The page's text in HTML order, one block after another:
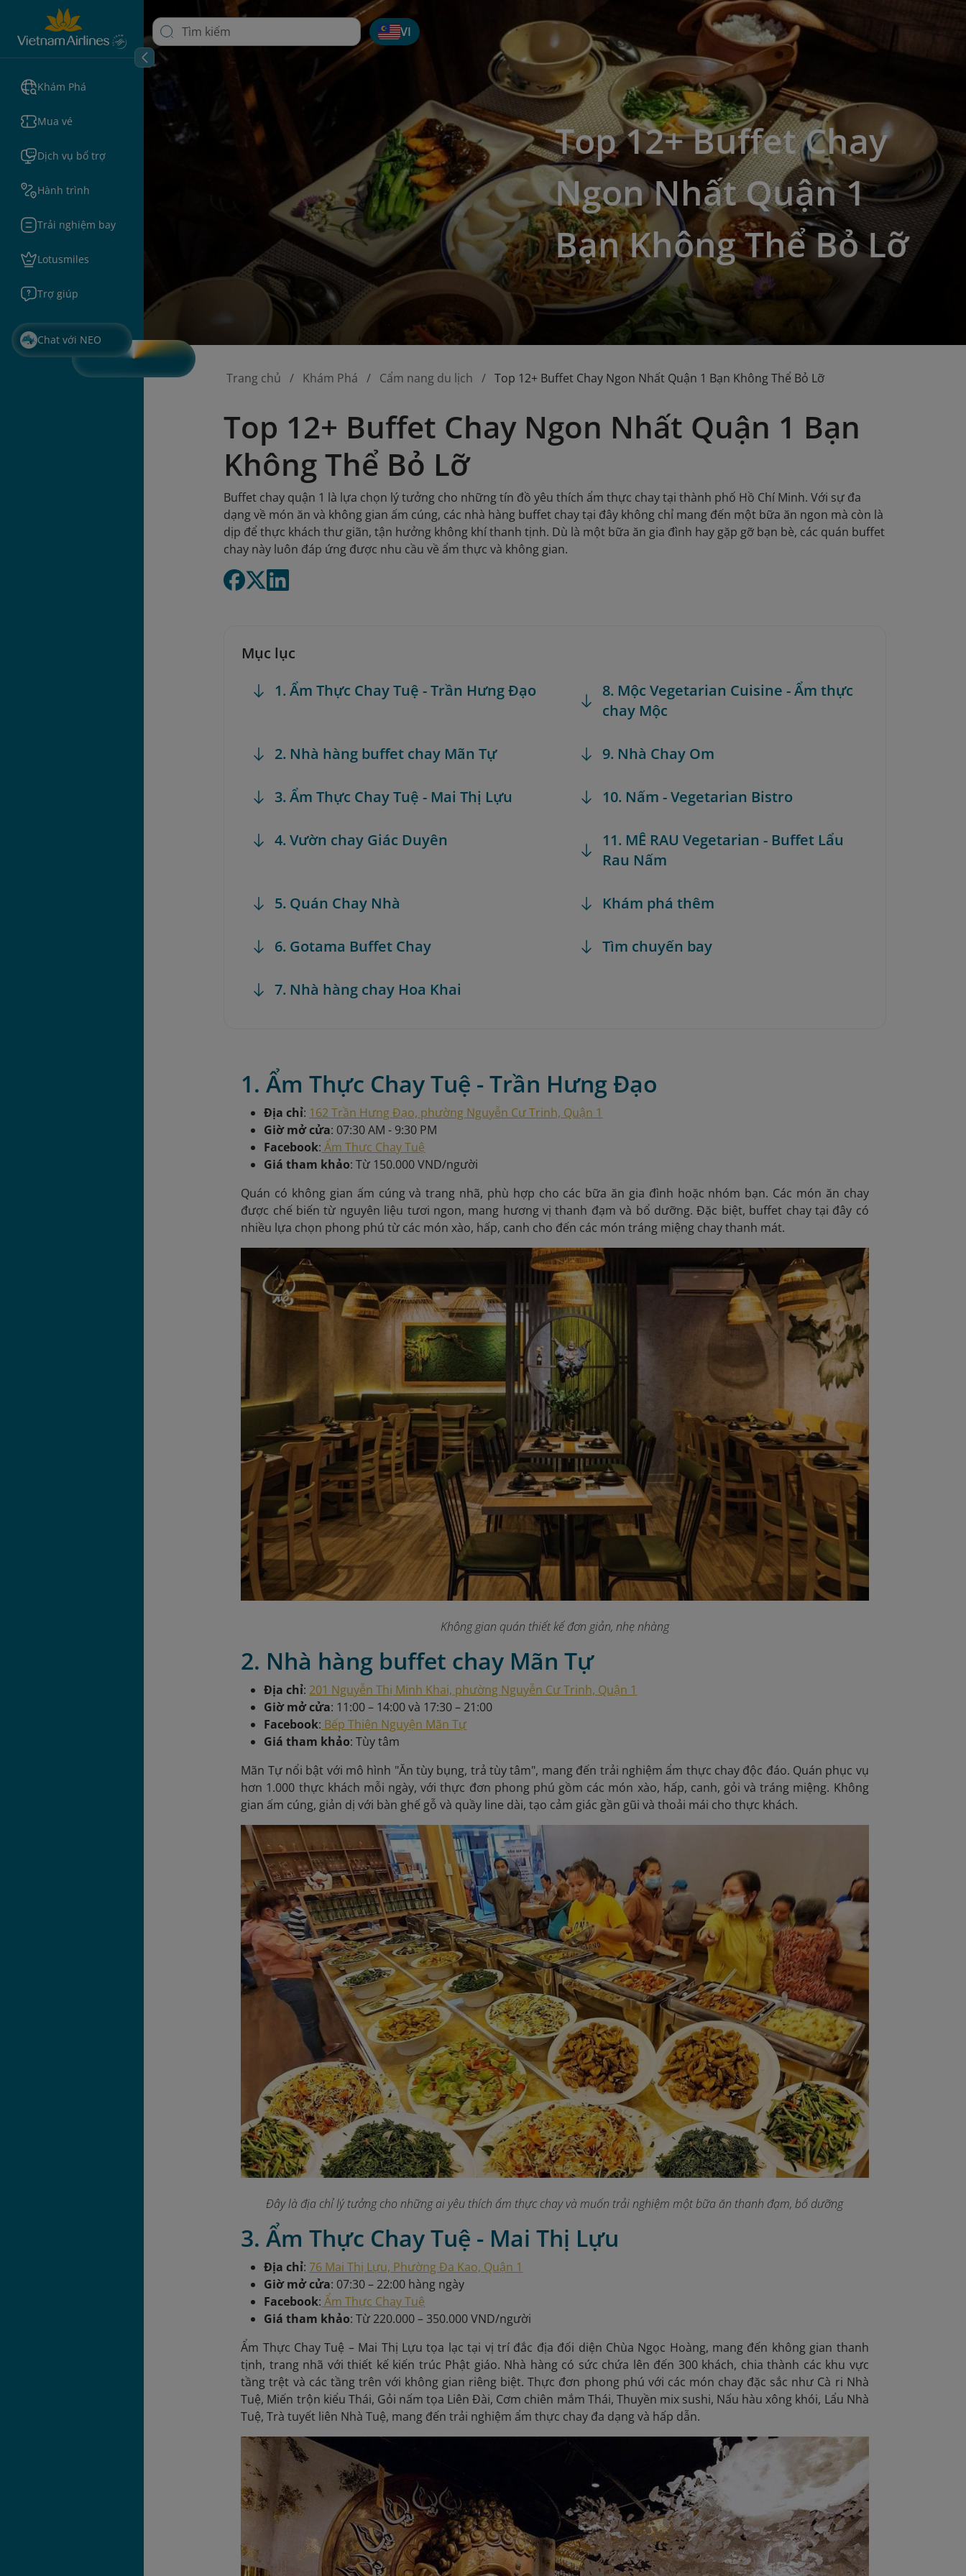
Khám Phá
Mua vé
Dịch vụ bổ trợ
Hành trình
Trải nghiệm bay
Lotusmiles
Trợ giúp
Chat với NEO
VI
Top 12+ Buffet Chay
Ngon Nhất Quận 1
Bạn Không Thể Bỏ Lỡ
Trang chủ Khám Phá Cẩm nang du lịch Top 12+ Buffet Chay Ngon Nhất Quận 1 Bạn Không Thể Bỏ Lỡ
Top 12+ Buffet Chay Ngon Nhất Quận 1 Bạn
Không Thể Bỏ Lỡ
Buffet chay quận 1 là lựa chọn lý tưởng cho những tín đồ yêu thích ẩm thực chay tại thành phố Hồ Chí Minh. Với sự đa
dạng về món ăn và không gian ấm cúng, các nhà hàng buffet chay tại đây không chỉ mang đến một bữa ăn ngon mà còn là
dịp để thực khách thư giãn, tận hưởng không khí thanh tịnh. Dù là một bữa ăn gia đình hay gặp gỡ bạn bè, các quán buffet
chay này luôn đáp ứng được nhu cầu về ẩm thực và không gian.
Mục lục
1. Ẩm Thực Chay Tuệ - Trần Hưng Đạo
2. Nhà hàng buffet chay Mãn Tự
3. Ẩm Thực Chay Tuệ - Mai Thị Lựu
4. Vườn chay Giác Duyên
5. Quán Chay Nhà
6. Gotama Buffet Chay
7. Nhà hàng chay Hoa Khai
8. Mộc Vegetarian Cuisine - Ẩm thực
chay Mộc
9. Nhà Chay Om
10. Nấm - Vegetarian Bistro
11. MÊ RAU Vegetarian - Buffet Lẩu
Rau Nấm
Khám phá thêm
Tìm chuyến bay
1. Ẩm Thực Chay Tuệ - Trần Hưng Đạo
Địa chỉ: 162 Trần Hưng Đạo, phường Nguyễn Cư Trinh, Quận 1
Giờ mở cửa: 07:30 AM - 9:30 PM
Facebook: Ẩm Thực Chay Tuệ
Giá tham khảo: Từ 150.000 VND/người
Quán có không gian ấm cúng và trang nhã, phù hợp cho các bữa ăn gia đình hoặc nhóm bạn. Các món ăn chay
được chế biến từ nguyên liệu tươi ngon, mang hương vị thanh đạm và bổ dưỡng. Đặc biệt, buffet chay tại đây có
nhiều lựa chọn phong phú từ các món xào, hấp, canh cho đến các món tráng miệng chay thanh mát.
Không gian quán thiết kế đơn giản, nhẹ nhàng
2. Nhà hàng buffet chay Mãn Tự
Địa chỉ: 201 Nguyễn Thị Minh Khai, phường Nguyễn Cư Trinh, Quận 1
Giờ mở cửa: 11:00 – 14:00 và 17:30 – 21:00
Facebook: Bếp Thiện Nguyện Mãn Tự
Giá tham khảo: Tùy tâm
Mãn Tự nổi bật với mô hình "Ăn tùy bụng, trả tùy tâm", mang đến trải nghiệm ẩm thực chay độc đáo. Quán phục vụ
hơn 1.000 thực khách mỗi ngày, với thực đơn phong phú gồm các món xào, hấp, canh, gỏi và tráng miệng. Không
gian ấm cúng, giản dị với bàn ghế gỗ và quầy line dài, tạo cảm giác gần gũi và thoải mái cho thực khách.
Đây là địa chỉ lý tưởng cho những ai yêu thích ẩm thực chay và muốn trải nghiệm một bữa ăn thanh đạm, bổ dưỡng
3. Ẩm Thực Chay Tuệ - Mai Thị Lựu
Địa chỉ:76 Mai Thị Lựu, Phường Đa Kao, Quận 1
Giờ mở cửa: 07:30 – 22:00 hàng ngày
Facebook: Ẩm Thực Chay Tuệ
Giá tham khảo: Từ 220.000 – 350.000 VND/người
Ẩm Thực Chay Tuệ – Mai Thị Lựu tọa lạc tại vị trí đắc địa đối diện Chùa Ngọc Hoàng, mang đến không gian thanh
tịnh, trang nhã với thiết kế kiến trúc Phật giáo. Nhà hàng có sức chứa lên đến 300 khách, chia thành các khu vực
tầng trệt và các tầng trên với không gian riêng biệt. Thực đơn phong phú với các món chay đặc sắc như Cà ri Nhà
Tuệ, Miến trộn kiểu Thái, Gỏi nấm tọa Liên Đài, Cơm chiên mắm Thái, Thuyền mix sushi, Nấu hàu xông khói, Lẩu Nhà
Tuệ, Trà tuyết liên Nhà Tuệ, mang đến trải nghiệm ẩm thực chay đa dạng và hấp dẫn.